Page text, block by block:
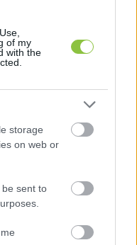
of my
with the
storage
on web or
sent to